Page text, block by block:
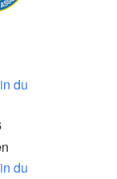
du
du